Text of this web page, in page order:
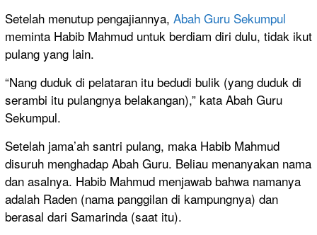
Setelah menutup pengajiannya, Abah Guru Sekumpul
meminta Habib Mahmud untuk berdiam diri dulu, tidak ikut
pulang yang lain.
“Nang duduk di pelataran itu bedudi bulik (yang duduk di
serambi itu pulangnya belakangan),” kata Abah Guru
Sekumpul.
Setelah jama’ah santri pulang, maka Habib Mahmud
disuruh menghadap Abah Guru. Beliau menanyakan nama
dan asalnya. Habib Mahmud menjawab bahwa namanya
adalah Raden (nama panggilan di kampungnya) dan
berasal dari Samarinda (saat itu).